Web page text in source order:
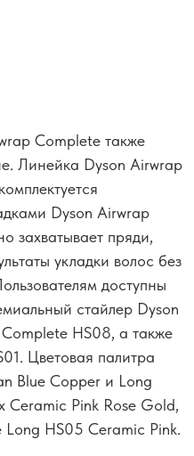
Complete также
Линейка Dyson Airwrap
Dyson Airwrap
захватывает пряди,
укладки волос без
доступны
стайлер Dyson
HS08, а также
Цветовая палитра
Blue Copper и Long
Ceramic Pink Rose Gold,
HS05 Ceramic Pink.